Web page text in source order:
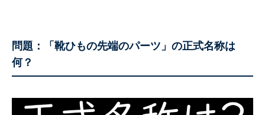
問題：「靴ひもの先端のパーツ」の正式名称は
何？